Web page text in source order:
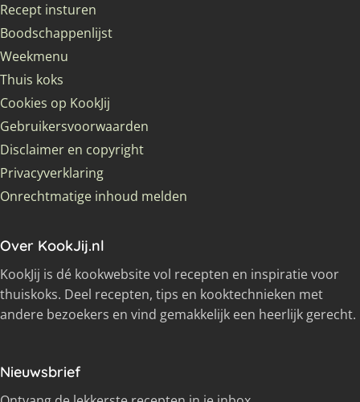
Recept insturen
Boodschappenlijst
Weekmenu
Thuis koks
Cookies op KookJij
Gebruikersvoorwaarden
Disclaimer en copyright
Privacyverklaring
Onrechtmatige inhoud melden
Over KookJij.nl
KookJij is dé kookwebsite vol recepten en inspiratie voor
thuiskoks. Deel recepten, tips en kooktechnieken met
andere bezoekers en vind gemakkelijk een heerlijk gerecht.
Nieuwsbrief